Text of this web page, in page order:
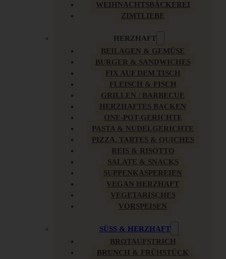
WEIHNACHTSBÄCKEREI
ZIMTLIEBE
HERZHAFT
BEILAGEN & GEMÜSE
BURGER & SANDWICHES
FIX AUF DEM TISCH
FLEISCH & FISCH
GRILLEN / BARBECUE
HERZHAFTES BACKEN
ONE-POT-GERICHTE
PASTA & NUDELGERICHTE
PIZZA, TARTES & QUICHES
REIS & RISOTTO
SALATE & SNACKS
SUPPENKASPEREIEN
VEGAN HERZHAFT
VEGETARISCHES
VORSPEISEN
SÜSS & HERZHAFT
BROTAUFSTRICH
BRUNCH & FRÜHSTÜCK